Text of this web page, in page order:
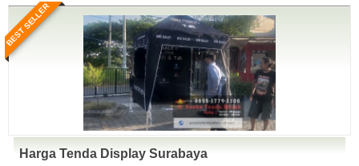
BEST SELLER
Harga Tenda Display Surabaya